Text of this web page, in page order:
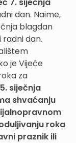
dan. Naime,
blagdan
radni dan.
je Vijeće
za
siječnja
shvaćanju
roka
praznik ili